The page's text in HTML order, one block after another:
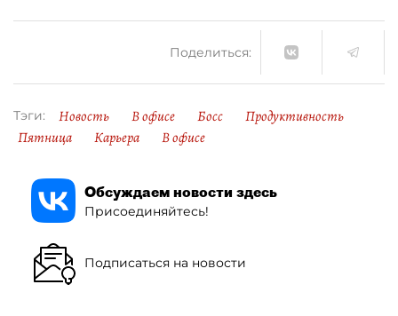
Поделиться:
Тэги: Новость В офисе Босс
Продуктивность
Пятница
Карьера В офисе
Обсуждаем новости здесь
Присоединяйтесь!
Подписаться на новости